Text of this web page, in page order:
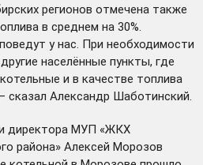
регионов отмечена также
в среднем на 30%.
у нас. При необходимости
населённые пункты, где
и в качестве топлива
сказал Александр Шаботинский.
директора МУП «ЖКХ
района» Алексей Морозов